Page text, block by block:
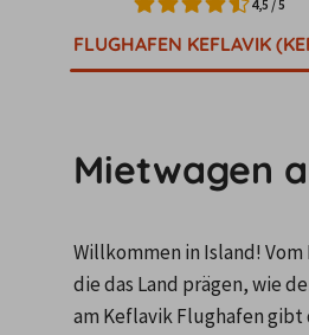
4,5 /5
FLUGHAFEN KEFLAVIK
Mietwagen
Willkommen in Island!
die das Land prägen, wie
am Keflavik Flughafen